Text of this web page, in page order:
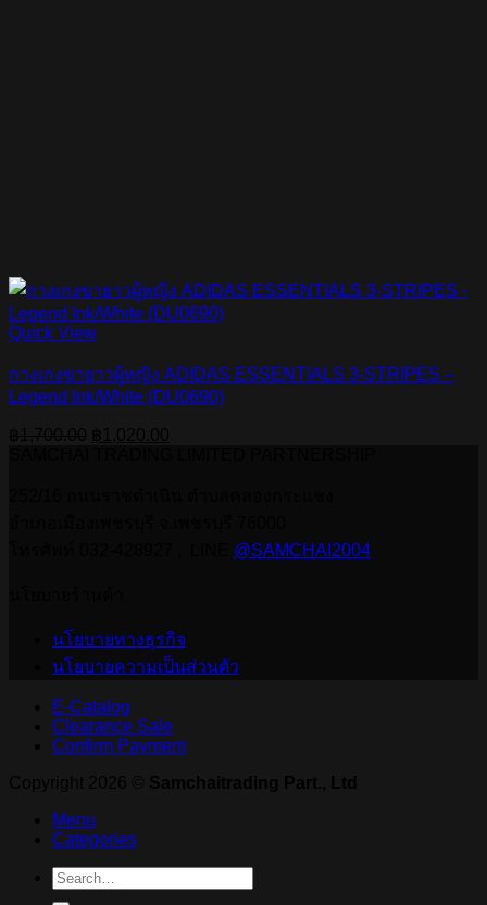
Quick View
กางเกงขายาวผู้หญิง ADIDAS ESSENTIALS 3-STRIPES –
Legend Ink/White (DU0690)
@SAMCHAI2004
นโยบายทางธุรกิจ
นโยบายความเป็นส่วนตัว
E-Catalog
Clearance Sale
Confirm Payment
Menu
Categories
Search
for: